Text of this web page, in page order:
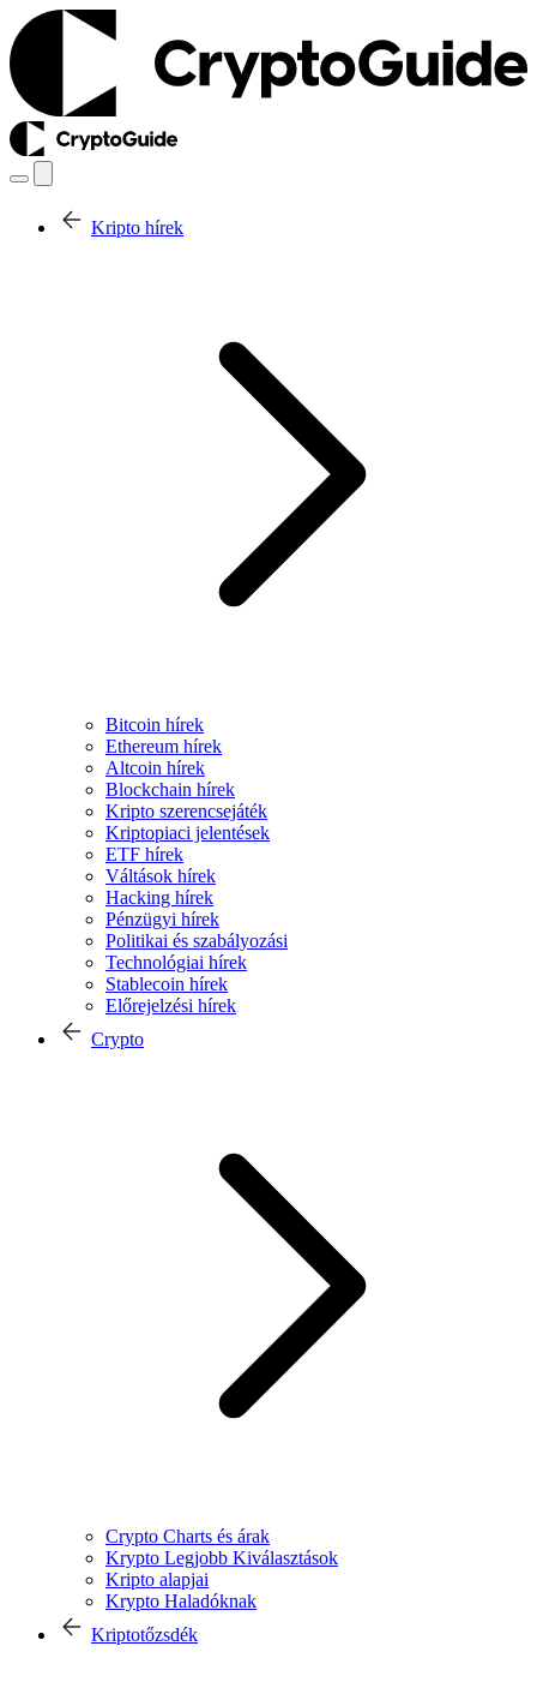
Kripto hírek
Bitcoin hírek
Ethereum hírek
Altcoin hírek
Blockchain hírek
Kripto szerencsejáték
Kriptopiaci jelentések
ETF hírek
Váltások hírek
Hacking hírek
Pénzügyi hírek
Politikai és szabályozási
Technológiai hírek
Stablecoin hírek
Előrejelzési hírek
Crypto
Crypto Charts és árak
Krypto Legjobb Kiválasztások
Kripto alapjai
Krypto Haladóknak
Kriptotőzsdék